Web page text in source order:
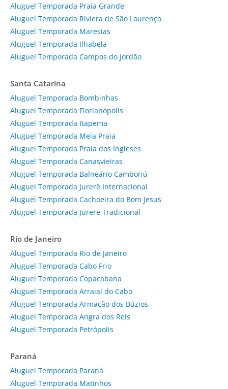
Aluguel Temporada Praia Grande
Aluguel Temporada Riviera de São Lourenço
Aluguel Temporada Maresias
Aluguel Temporada Ilhabela
Aluguel Temporada Campos do Jordão
Santa Catarina
Aluguel Temporada Bombinhas
Aluguel Temporada Florianópolis
Aluguel Temporada Itapema
Aluguel Temporada Meia Praia
Aluguel Temporada Praia dos Ingleses
Aluguel Temporada Canasvieiras
Aluguel Temporada Balneário Camboriú
Aluguel Temporada Jurerê Internacional
Aluguel Temporada Cachoeira do Bom Jesus
Aluguel Temporada Jurere Tradicional
Rio de Janeiro
Aluguel Temporada Rio de Janeiro
Aluguel Temporada Cabo Frio
Aluguel Temporada Copacabana
Aluguel Temporada Arraial do Cabo
Aluguel Temporada Armação dos Búzios
Aluguel Temporada Angra dos Reis
Aluguel Temporada Petrópolis
Paraná
Aluguel Temporada Paraná
Aluguel Temporada Matinhos